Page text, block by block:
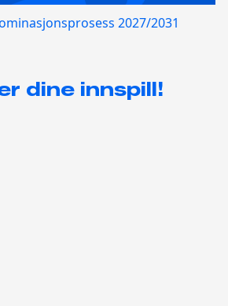
2027/2031
dine innspill!